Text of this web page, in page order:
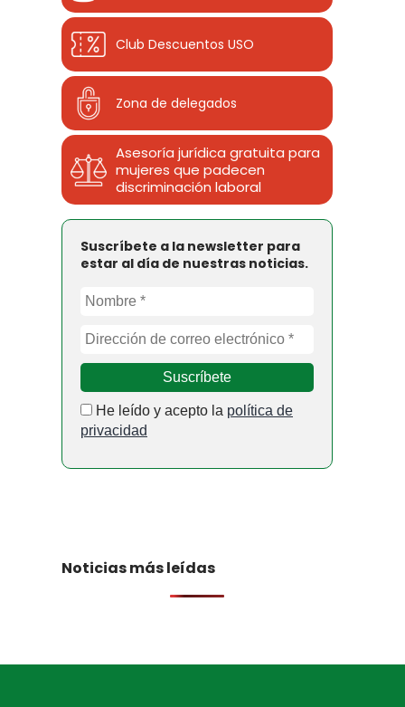
Club Descuentos USO
Zona de delegados
Asesoría jurídica gratuita para
mujeres que padecen
discriminación laboral
Suscríbete a la newsletter para
estar al día de nuestras noticias.
He leído y acepto la política de
privacidad
Noticias más leídas